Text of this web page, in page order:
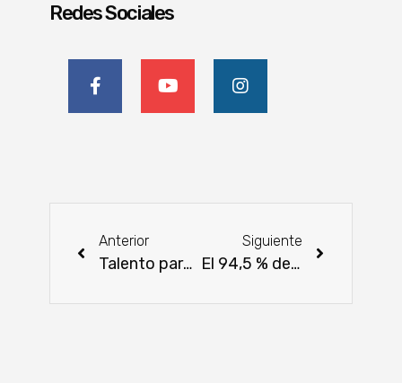
Redes Sociales
Anterior
Talento paraguayo se expande al mercado norteamericano con la interpretación financiera
Siguiente
El 94,5 % de los cultivos de soja está libre de deforestación desde 2005